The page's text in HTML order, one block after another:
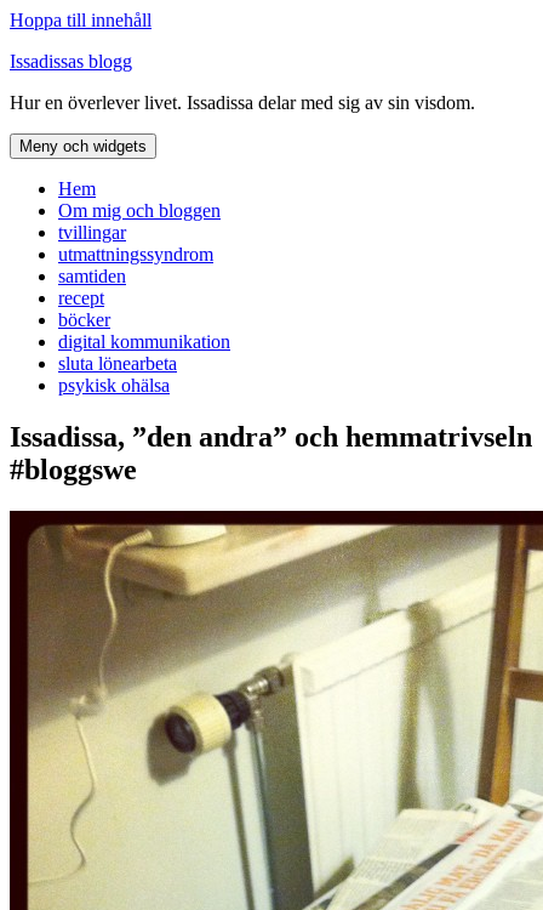
Hoppa till innehåll
Issadissas blogg
Hur en överlever livet. Issadissa delar med sig av sin visdom.
Meny och widgets
Hem
Om mig och bloggen
tvillingar
utmattningssyndrom
samtiden
recept
böcker
digital kommunikation
sluta lönearbeta
psykisk ohälsa
Issadissa, ”den andra” och hemmatrivseln
#bloggswe